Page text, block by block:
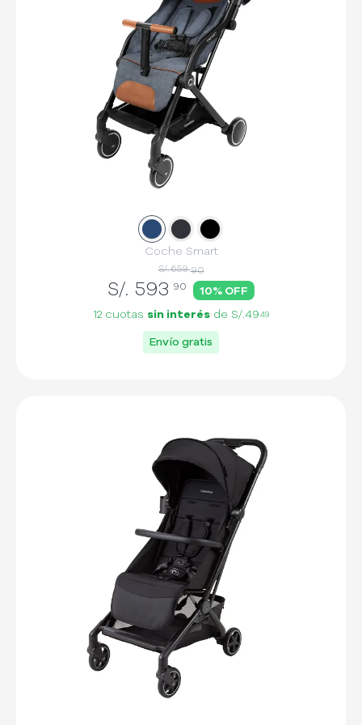
Slide 1
Slide 2
Slide
Coche Smart
S/. 659 90
S/. 593 90 10% OFF
12 cuotas sin interés de S/.49 49
Envío gratis